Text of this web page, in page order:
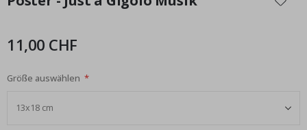
der
11,00 CHF
Größe auswählen